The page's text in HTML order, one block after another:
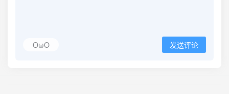
OωO 发送评论